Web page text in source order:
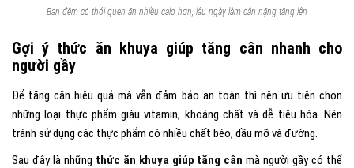
Ban đêm có thói quen ăn nhiều calo hơn, lâu ngày làm cân nặng tăng lên
Gợi ý thức ăn khuya giúp tăng cân nhanh cho
người gầy
Để tăng cân hiệu quả mà vẫn đảm bảo an toàn thì nên ưu tiên chọn
những loại thực phẩm giàu vitamin, khoáng chất và dễ tiêu hóa. Nên
tránh sử dụng các thực phẩm có nhiều chất béo, dầu mỡ và đường.
Sau đây là những thức ăn khuya giúp tăng cân mà người gầy có thể